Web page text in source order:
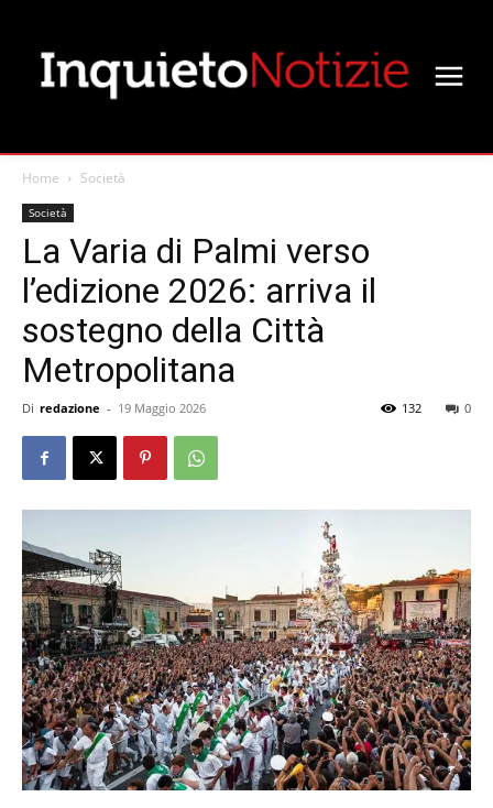
Home Società
Società
La Varia di Palmi verso
l’edizione 2026: arriva il
sostegno della Città
Metropolitana
Di redazione - 19 Maggio 2026 0
132